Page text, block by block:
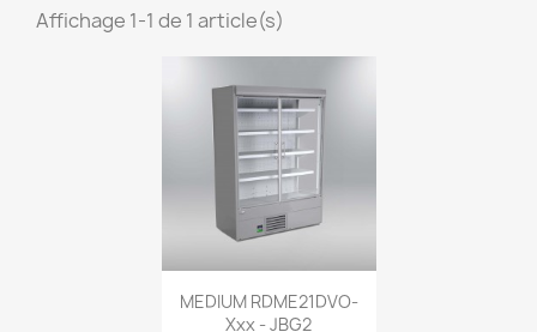
Affichage 1-1 de 1 article(s)
MEDIUM RDME21DVO-
Xxx - JBG2